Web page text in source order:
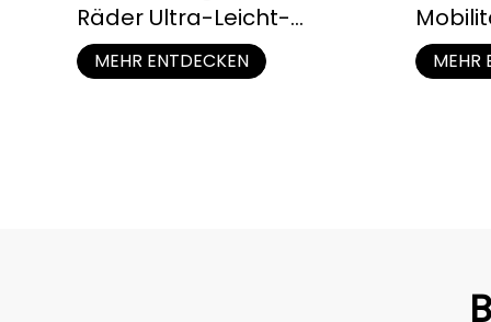
Räder Ultra-Leicht-
Mobilitätsscooter für
Senioren
MEHR ENTDECKEN MEHR